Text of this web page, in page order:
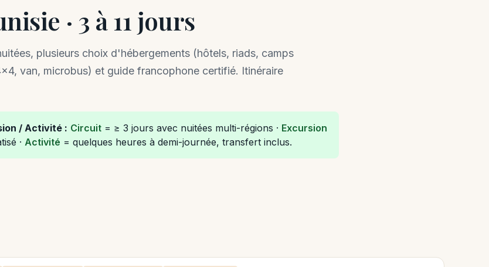
· 3 à 11 jours
plusieurs choix d'hébergements (hôtels, riads, camps
van, microbus) et guide francophone certifié. Itinéraire
/ Activité : Circuit = ≥ 3 jours avec nuitées multi-régions · Excursion
· Activité = quelques heures à demi-journée, transfert inclus.